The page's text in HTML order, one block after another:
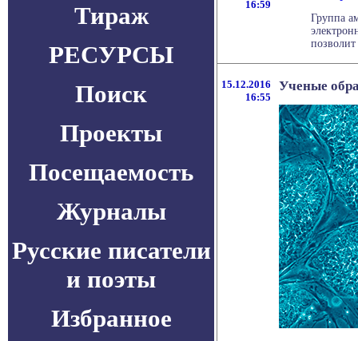
Тираж
РЕСУРСЫ
Поиск
Проекты
Посещаемость
Журналы
Русские писатели
и поэты
Избранное
16:59
Группа
15.12.2016
16:55
Ученые